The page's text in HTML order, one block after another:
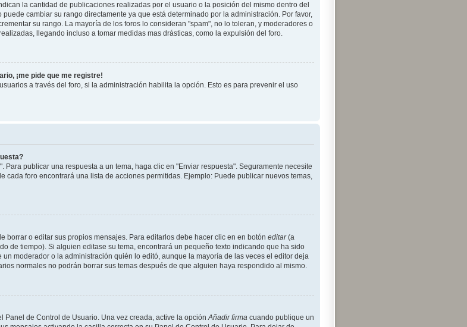
la cantidad de publicaciones realizadas por el usuario o la posición del mismo dentro del
cambiar su rango directamente ya que está determinado por la administración. Por favor,
su rango. La mayoría de los foros lo consideran "spam", no lo toleran, y moderadores o
llegando incluso a tomar medidas mas drásticas, como la expulsión del foro.
¡me pide que me registre!
a través del foro, si la administración habilita la opción. Esto es para prevenir el uso
Para publicar una respuesta a un tema, haga clic en "Enviar respuesta". Seguramente necesite
cada foro encontrará una lista de acciones permitidas. Ejemplo: Puede publicar nuevos temas,
borrar o editar sus propios mensajes. Para editarlos debe hacer clic en en botón editar(a
de tiempo). Si alguien editase su tema, encontrará un pequeño texto indicando que ha sido
moderador o la administración quién lo editó, aunque la mayoría de las veces el editor deja
normales no podrán borrar sus temas después de que alguien haya respondido al mismo.
Panel de Control de Usuario. Una vez creada, active la opciónAñadir firma cuando publique un